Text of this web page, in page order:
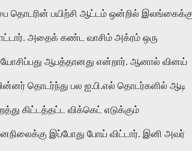
தொடரின் பயிற்சி ஆட்டம் ஒன்றில்
அதைக் கண்ட வாசிம் அக்ரம் ஒரு
ஆபத்தானது என்றார். ஆனால் வினய்
தொடர்ந்து பல ஐ.பி.எல் தொடர்களில் ஆடி
கிட்டத்தட்ட விக்கெட் எடுக்கும்
இப்போது போய் விட்டார். இனி அவர்